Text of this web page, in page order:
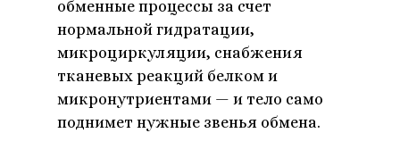
обменные процессы за счет
нормальной гидратации,
микроциркуляции, снабжения
тканевых реакций белком и
микронутриентами — и тело само
поднимет нужные звенья обмена.